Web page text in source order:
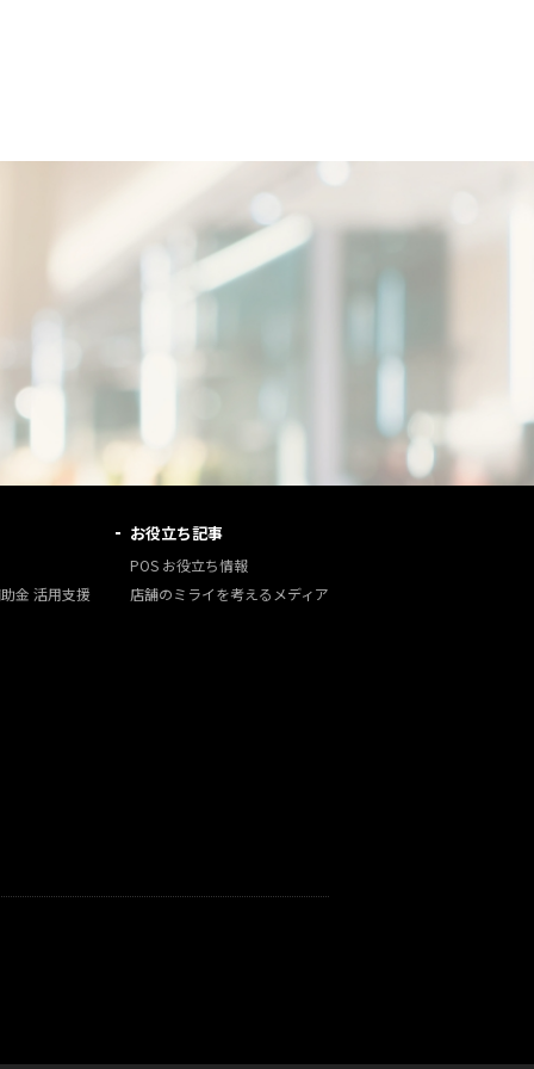
金 活用支援
お役立ち記事
POS お役立ち情報
店舗のミライを考えるメディア